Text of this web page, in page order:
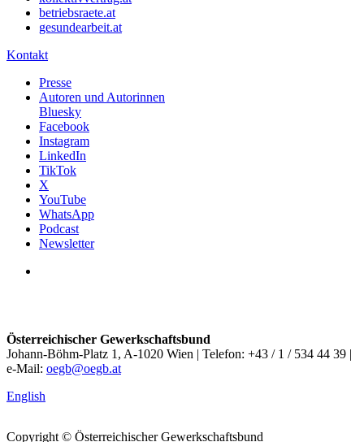
betriebsraete.at
gesundearbeit.at
Kontakt
Presse
Autoren und Autorinnen
Bluesky
Facebook
Instagram
LinkedIn
TikTok
X
YouTube
WhatsApp
Podcast
Newsletter
Österreichischer Gewerkschaftsbund
Johann-Böhm-Platz 1, A-1020 Wien | Telefon: +43 / 1 / 534 44 39 |
e-Mail: oegb@oegb.at
English
Copyright © Österreichischer Gewerkschaftsbund